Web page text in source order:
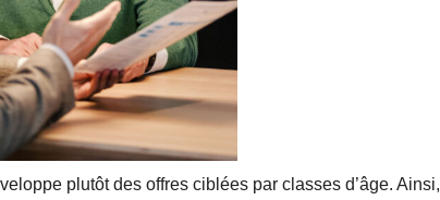
plutôt des offres ciblées par classes d’âge. Ainsi,